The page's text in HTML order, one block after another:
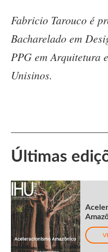
Fabricio Tarouco é
Bacharelado em
PPG em Arquitetura
Unisinos.
Últimas